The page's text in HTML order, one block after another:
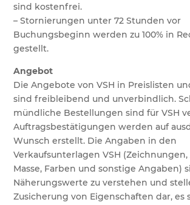
sind kostenfrei.
– Stornierungen unter 72 Stunden vor
Buchungsbeginn werden zu 100% in
gestellt.
Angebot
Die Angebote von VSH in Preislisten
sind freibleibend und unverbindlich.
mündliche Bestellungen sind für VSH
Auftragsbestätigungen werden auf
Wunsch erstellt. Die Angaben in den
Verkaufsunterlagen VSH
Masse, Farben und sonstige Angaben)
Näherungswerte zu verstehen und
Zusicherung von Eigenschaften dar, es